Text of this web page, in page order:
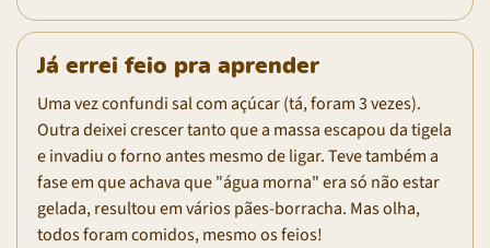
Já errei feio pra aprender
Uma vez confundi sal com açúcar (tá, foram 3 vezes).
Outra deixei crescer tanto que a massa escapou da tigela
e invadiu o forno antes mesmo de ligar. Teve também a
fase em que achava que "água morna" era só não estar
gelada, resultou em vários pães-borracha. Mas olha,
todos foram comidos, mesmo os feios!